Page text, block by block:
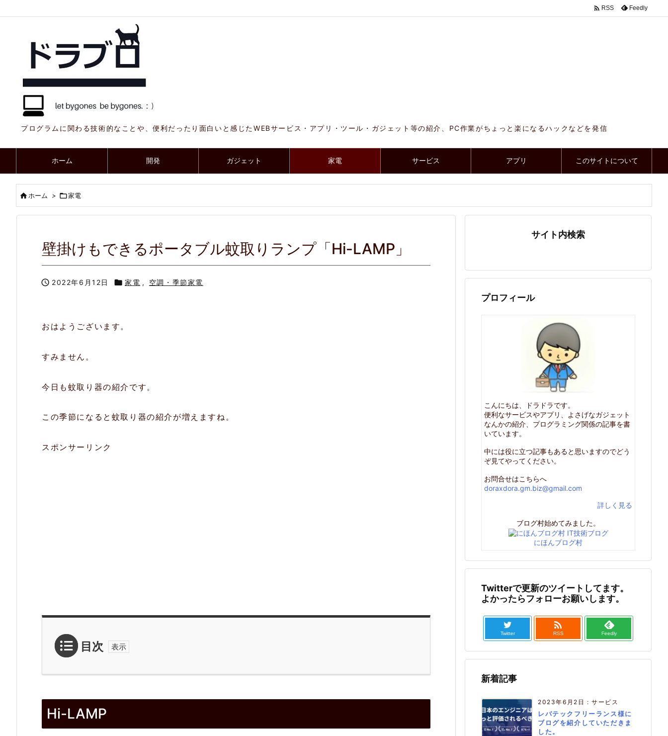
プログラムに関わる技術的なことや、便利だったり面白いと感じたWEBサービス・アプリ・ツール・ガジェット等の紹介、PC作業がちょっと楽になるハックなどを発信
ホーム 開発 ガジェット 家電 サービス アプリ このサイトについて
 RSS Feedly
ホーム > 家電
壁掛けもできるポータブル蚊取りランプ「Hi-LAMP」
 2022年6月12日  家電 , 空調・季節家電
おはようございます。
すみません。
今日も蚊取り器の紹介です。
この季節になると蚊取り器の紹介が増えますね。
スポンサーリンク
目次
1.
i
-
Hi-LAMP
サイト内検索
プロフィール
こんにちは、ドラドラです。
便利なサービスやアプリ、よさげなガジェット
なんかの紹介、プログラミング関係の記事を書
いています。
中には役に立つ記事もあると思いますのでどう
ぞ見てやってください。
お問合せはこちらへ
doraxdora.gm.biz@gmail.com
詳しく見る
ブログ村始めてみました。
にほんブログ村
Twitterで更新のツイートしてます。
よかったらフォローお願いします。
Twitter

RSS Feedly
新着記事
2023年6月2日 :サービス
レバテックフリーランス様に
ブログを紹介していただきま
した。